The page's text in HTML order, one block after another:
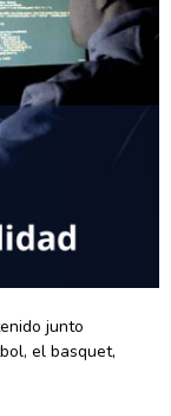
junto
el basquet,